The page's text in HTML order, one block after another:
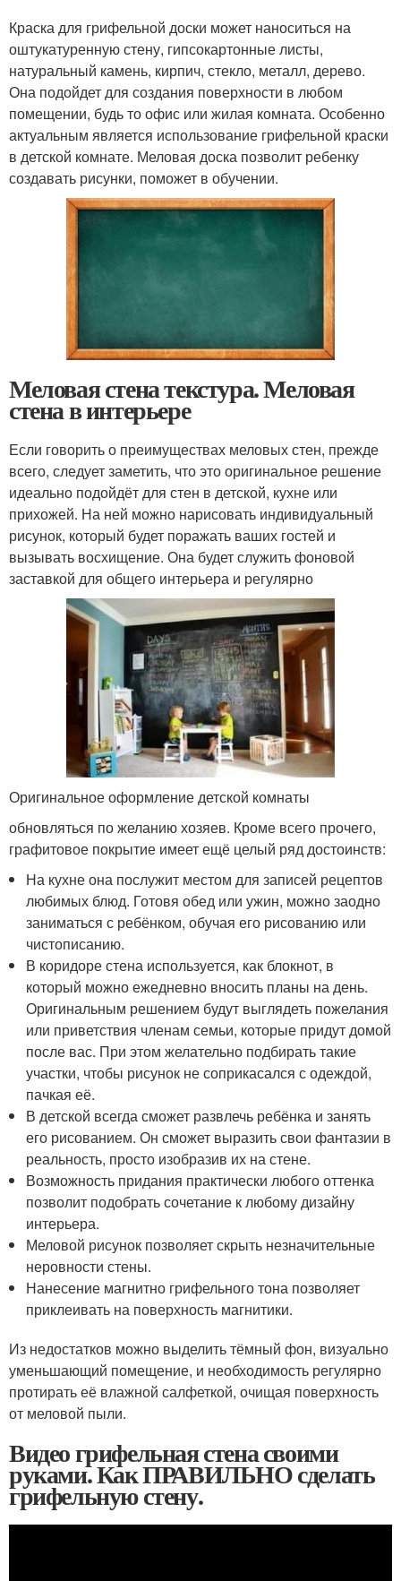
Краска для грифельной доски может наноситься на
оштукатуренную стену, гипсокартонные листы,
натуральный камень, кирпич, стекло, металл, дерево.
Она подойдет для создания поверхности в любом
помещении, будь то офис или жилая комната. Особенно
актуальным является использование грифельной краски
в детской комнате. Меловая доска позволит ребенку
создавать рисунки, поможет в обучении.
Меловая стена текстура. Меловая
стена в интерьере
Если говорить о преимуществах меловых стен, прежде
всего, следует заметить, что это оригинальное решение
идеально подойдёт для стен в детской, кухне или
прихожей. На ней можно нарисовать индивидуальный
рисунок, который будет поражать ваших гостей и
вызывать восхищение. Она будет служить фоновой
заставкой для общего интерьера и регулярно
Оригинальное оформление детской комнаты
обновляться по желанию хозяев. Кроме всего прочего,
графитовое покрытие имеет ещё целый ряд достоинств:
На кухне она послужит местом для записей рецептов
любимых блюд. Готовя обед или ужин, можно заодно
заниматься с ребёнком, обучая его рисованию или
чистописанию.
В коридоре стена используется, как блокнот, в
который можно ежедневно вносить планы на день.
Оригинальным решением будут выглядеть пожелания
или приветствия членам семьи, которые придут домой
после вас. При этом желательно подбирать такие
участки, чтобы рисунок не соприкасался с одеждой,
пачкая её.
В детской всегда сможет развлечь ребёнка и занять
его рисованием. Он сможет выразить свои фантазии в
реальность, просто изобразив их на стене.
Возможность придания практически любого оттенка
позволит подобрать сочетание к любому дизайну
интерьера.
Меловой рисунок позволяет скрыть незначительные
неровности стены.
Нанесение магнитно грифельного тона позволяет
приклеивать на поверхность магнитики.
Из недостатков можно выделить тёмный фон, визуально
уменьшающий помещение, и необходимость регулярно
протирать её влажной салфеткой, очищая поверхность
от меловой пыли.
Видео грифельная стена своими
руками. Как ПРАВИЛЬНО сделать
грифельную стену.